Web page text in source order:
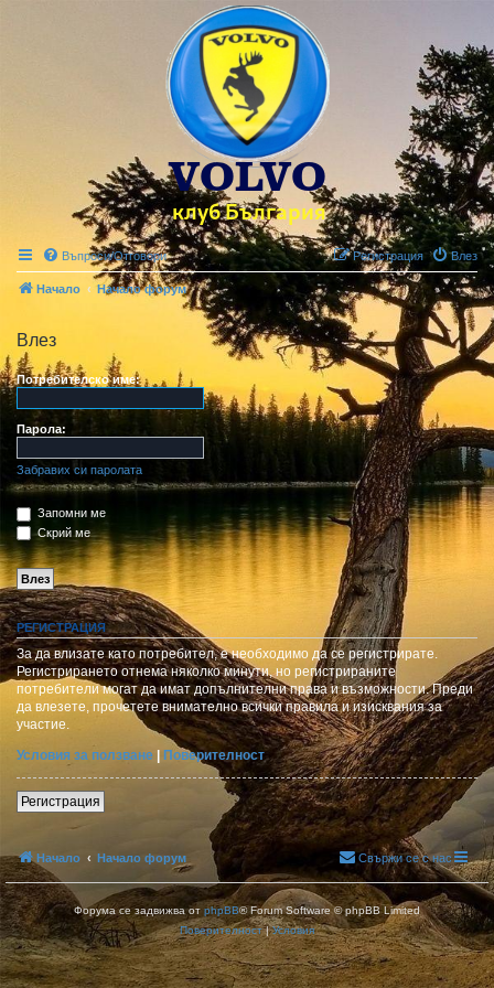
Въпроси/Отговори Влез
Регистрация
Начало Начало форум
Влез
Потребителско име:
Парола:
Забравих си паролата
Запомни ме
Скрий ме
РЕГИСТРАЦИЯ
За да влизате като потребител, е необходимо да се регистрирате.
Регистрирането отнема няколко минути, но регистрираните
потребители могат да имат допълнителни права и възможности. Преди
да влезете, прочетете внимателно всички правила и изисквания за
участие.
Условия за ползване | Поверителност
Регистрация
Начало Начало форум Свържи се с нас
Форума се задвижва от phpBB® Forum Software © phpBB Limited
Поверителност|Условия